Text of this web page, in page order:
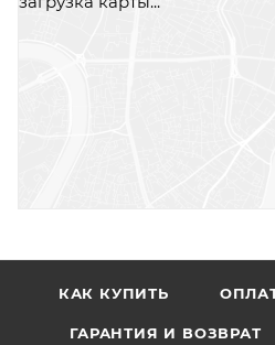
КАК КУПИТЬ
ГАРАНТИЯ И ВОЗВРАТ